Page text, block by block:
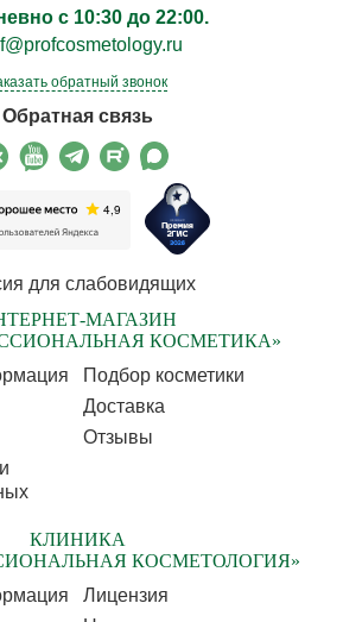
с 10:30 до 22:00.
обратный звонок
Обратная связь
для слабовидящих
МАГАЗИН
КОСМЕТИКА»
Подбор косметики
Доставка
Отзывы
КЛИНИКА
КОСМЕТОЛОГИЯ»
Лицензия